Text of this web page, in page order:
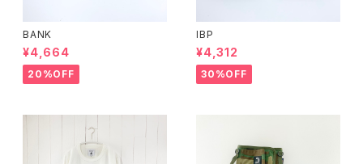
BANK
¥4,664
20%OFF
IBP
¥4,312
30%OFF